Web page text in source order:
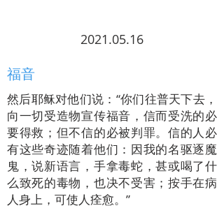
2021.05.16
福音
然后耶稣对他们说：“你们往普天下去，
向一切受造物宣传福音，信而受洗的必
要得救；但不信的必被判罪。信的人必
有这些奇迹随着他们：因我的名驱逐魔
鬼，说新语言，手拿毒蛇，甚或喝了什
么致死的毒物，也决不受害；按手在病
人身上，可使人痊愈。”